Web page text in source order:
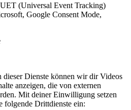
(Universal Event Tracking)
Google Consent Mode,
dieser Dienste können wir dir Videos
anzeigen, die von externen
Mit deiner Einwilligung setzen
folgende Drittdienste ein: